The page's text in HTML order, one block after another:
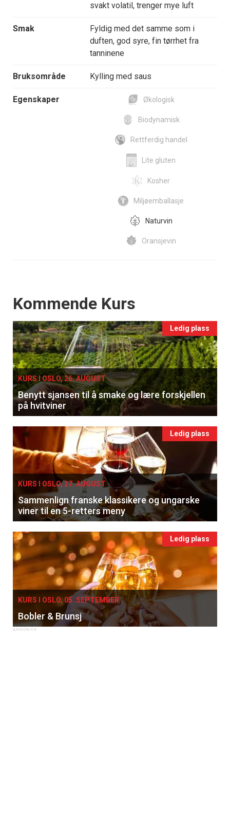
svakt volatil, trenger mye luft
Smak
Fyldig med det samme som i
duften, god syre, fin tørrhet fra
tanninene
Bruksområde Kylling med saus
Egenskaper Økologisk
Biodynamisk
Rettferdig handel
Lite gluten
Kosher
Miljøemballasje
Naturvin
Oransjevin
Events
Kommende Kurs
Ledig plass
KURS I OSLO, 26. AUGUST
Benytt sjansen til å smake og lære forskjellen
på hvitviner
Ledig plass
KURS I OSLO, 27. AUGUST
Sammenlign franske klassikere og ungarske
viner til en 5-retters meny
Ledig plass
KURS I OSLO, 05. SEPTEMBER
Bobler & Brunsj